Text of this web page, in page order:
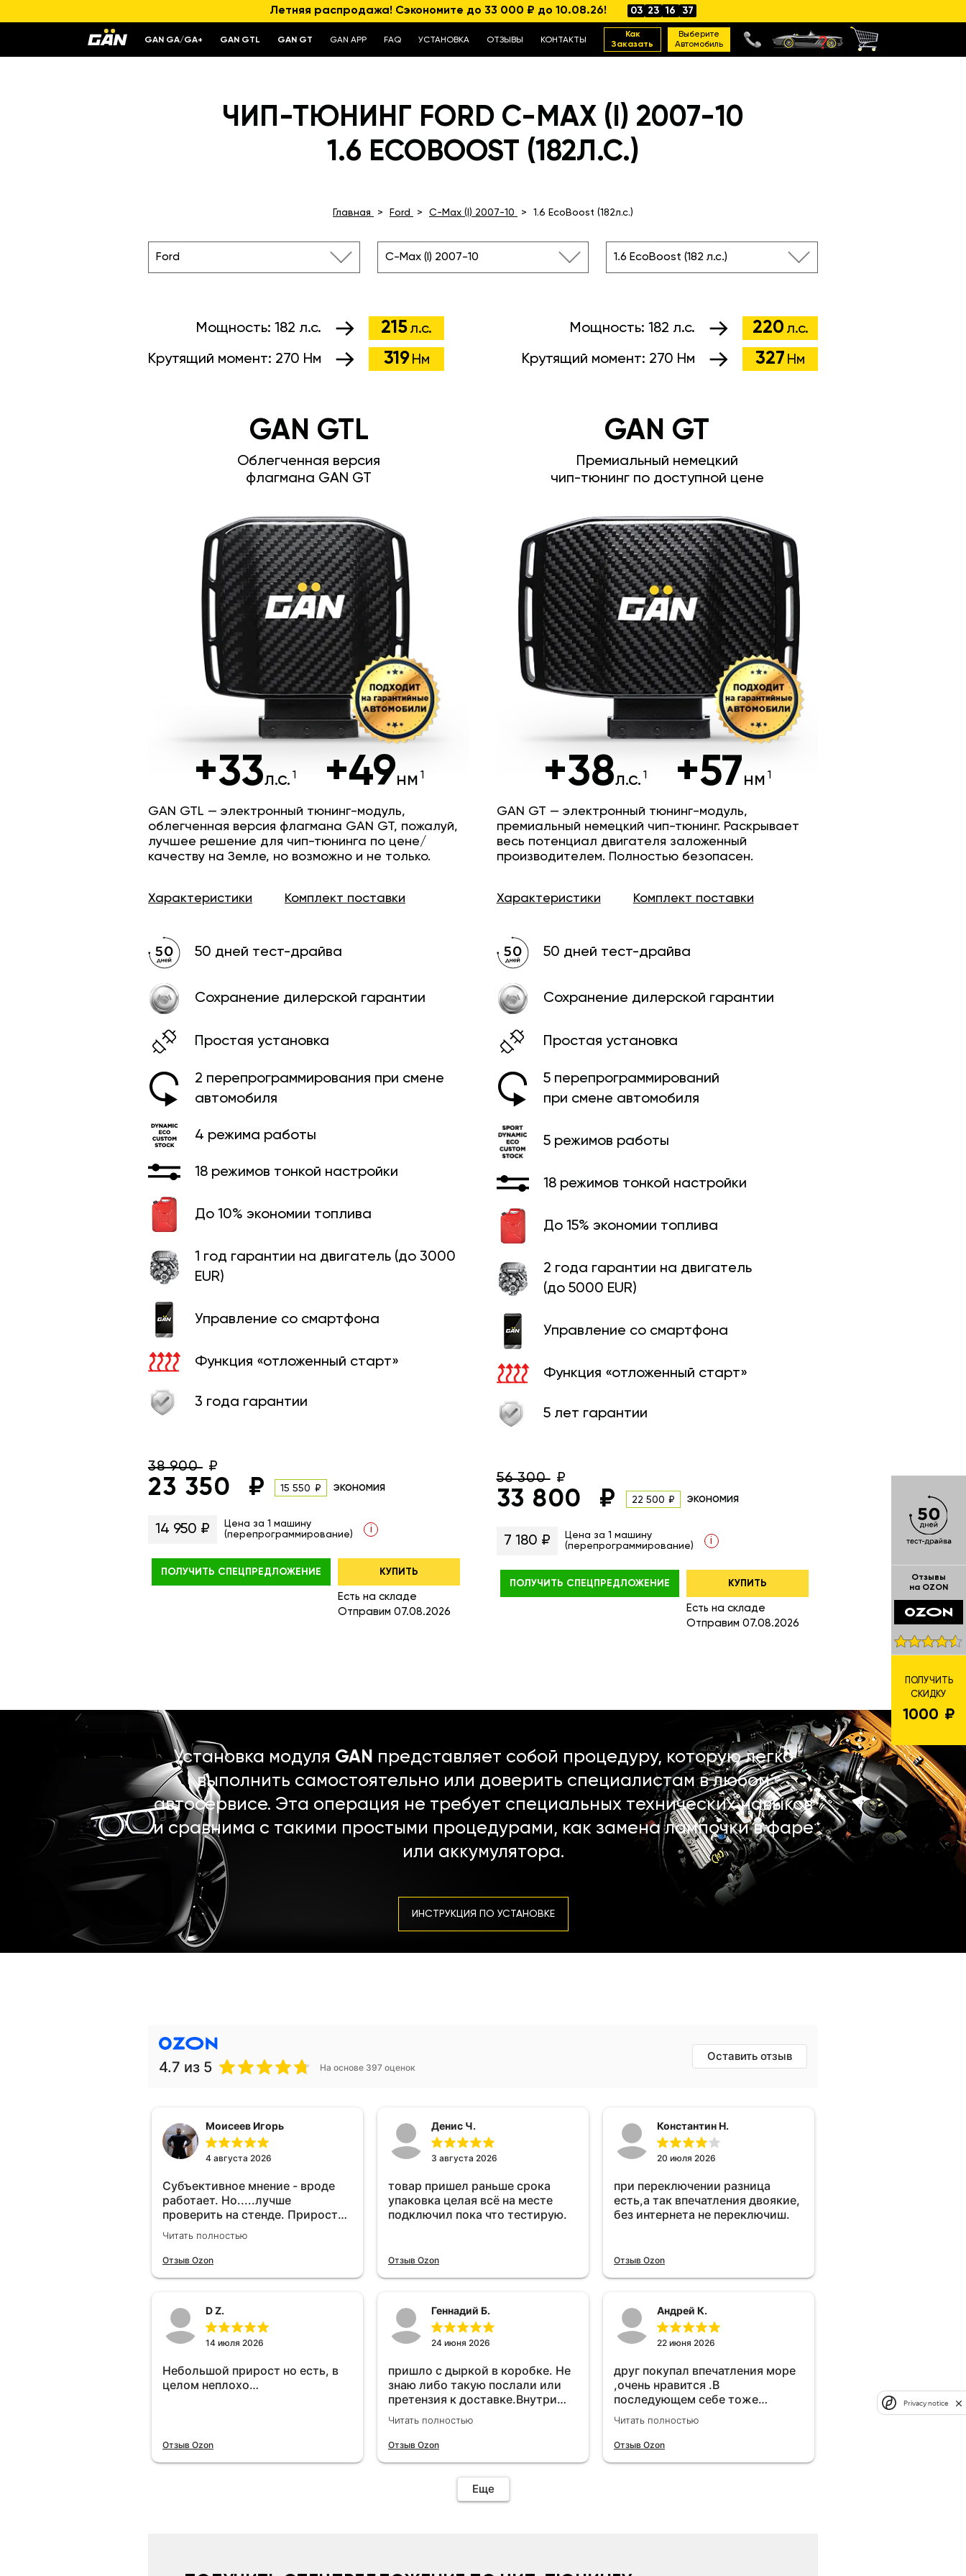
Летняя распродажа! Сэкономите до 33 000 ₽ до 10.08.26! 03 23 16 35
GAN GA/GA+ GAN GTL GAN GT GAN APP FAQ УСТАНОВКА ОТЗЫВЫ КОНТАКТЫ
Как
Заказать
Выберите
Автомобиль
ЧИП-ТЮНИНГ FORD C-MAX (I) 2007-10
1.6 ECOBOOST (182Л.С.)
Главная Ford C-Max (I) 2007-10 1.6 EcoBoost (182л.с.)
Ford C-Max (I) 2007-10 1.6 EcoBoost (182 л.с.)
Мощность: 182 л.с. 220 л.с.
Крутящий момент: 270 Нм 327 Нм
Мощность: 182 л.с. 215 л.с.
Крутящий момент: 270 Нм 319 Нм
GAN GT
Премиальный немецкий
чип-тюнинг по доступной цене
+38л.с. +57нм
GAN GT — электронный тюнинг-модуль,
премиальный немецкий чип-тюнинг. Раскрывает
весь потенциал двигателя заложенный
производителем. Полностью безопасен.
Характеристики Комплект поставки
50 дней тест-драйва
Сохранение дилерской гарантии
Простая установка
5 перепрограмми­рований
при смене автомобиля
5 режимов работы
18 режимов тонкой настройки
До 15% экономии топлива
2 года гарантии на двигатель
(до 5000 EUR)
Управление со смартфона
Функция «отложенный старт»
5 лет гарантии
56 300
33 800 22 500 экономия
7 180 ₽
Цена за 1 машину
(перепрограммирование)
i
ПОЛУЧИТЬ СПЕЦПРЕДЛОЖЕНИЕ КУПИТЬ
Есть на складе
Отправим 07.08.2026
GAN GTL
Облегченная версия
флагмана GAN GT
+33л.с. +49нм
GAN GTL — электронный тюнинг-модуль,
облегченная версия флагмана GAN GT, пожалуй,
лучшее решение для чип-тюнинга по цене/
качеству на Земле, но возможно и не только.
Характеристики Комплект поставки
50 дней тест-драйва
Сохранение дилерской гарантии
Простая установка
2 перепрограммирования при смене
автомобиля
4 режима работы
18 режимов тонкой настройки
До 10% экономии топлива
1 год гарантии на двигатель (до 3000
EUR)
Управление со смартфона
Функция «отложенный старт»
3 года гарантии
38 900
23 350 15 550 экономия
14 950 ₽
Цена за 1 машину
(перепрограммирование)
i
ПОЛУЧИТЬ СПЕЦПРЕДЛОЖЕНИЕ КУПИТЬ
Есть на складе
Отправим 07.08.2026
Установка модуля GAN представляет собой процедуру, которую легко
выполнить самостоятельно или доверить специалистам в любом
автосервисе. Эта операция не требует специальных технических навыков
и сравнима с такими простыми процедурами, как замена лампочки в фаре
или аккумулятора.
ИНСТРУКЦИЯ ПО УСТАНОВКЕ
4.7 из 5 На основе 397 оценок
Оставить отзыв
Моисеев Игорь
4 августа 2026
Субъективное мнение - вроде
работает. Но.....лучше
проверить на стенде. Прирост
10-12% "на глаз" уловить очень
сложно. Покатаюсь, потом
отключу и посмотрю, что будет
Читать полностью
Отзыв Ozon
Денис Ч.
3 августа 2026
товар пришел раньше срока
упаковка целая всё на месте
подключил пока что тестирую.
Отзыв Ozon
Константин Н.
20 июля 2026
при переключении разница
есть,а так впечатления двоякие,
без интернета не переключиш.
Отзыв Ozon
D Z.
14 июля 2026
Небольшой прирост но есть, в
целом неплохо…
Отзыв Ozon
Геннадий Б.
24 июня 2026
пришло с дыркой в коробке. Не
знаю либо такую послали или
претензия к доставке.Внутри
вроде всё цело. С первого раза
установить не получается не
знаю может интернет дурит.
отзыв.Дополняю отзыв для
установки необходимо
устройства дополню позже ещё
Читать полностью
Отзыв Ozon
Андрей К.
22 июня 2026
друг покупал впечатления море
,очень нравится .В
последующем себе тоже
приобрел.Реально прибавляет
мощности!
Читать полностью
Отзыв Ozon
Еще
Отзывы
на OZON
ПОЛУЧИТЬ
СКИДКУ
1000
Privacy notice